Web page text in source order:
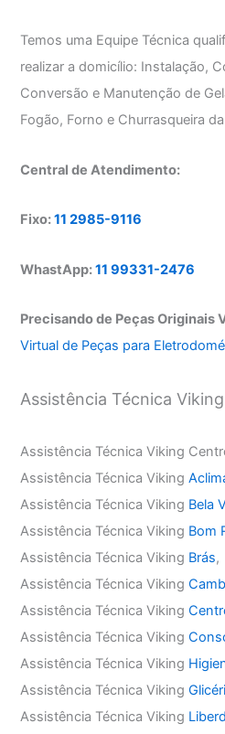
Temos uma Equipe Técnica
realizar a domicílio: Instalação,
Conversão e Manutenção de
Fogão, Forno e Churrasqueira
Central de Atendimento:
Fixo:11 2985-9116
WhastApp:11 99331-2476
Precisando de Peças Originais
Virtual de Peças para
Assistência Técnica
Assistência Técnica Viking
Assistência Técnica Viking
Assistência Técnica Viking Bela
Assistência Técnica Viking Bom
Assistência Técnica Viking Brás,
Assistência Técnica Viking
Assistência Técnica Viking
Assistência Técnica Viking
Assistência Técnica Viking
Assistência Técnica Viking
Assistência Técnica Viking